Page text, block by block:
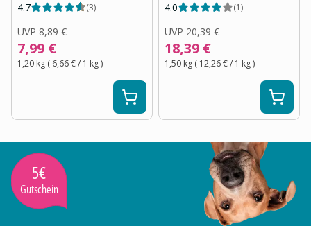
4.7 (3)
UVP 8,89 €
7,99 €
1,20 kg ( 6,66 €/ 1 kg)
4.0 (1)
UVP 20,39 €
18,39 €
1,50 kg ( 12,26 €/ 1 kg)
5€
Gutschein